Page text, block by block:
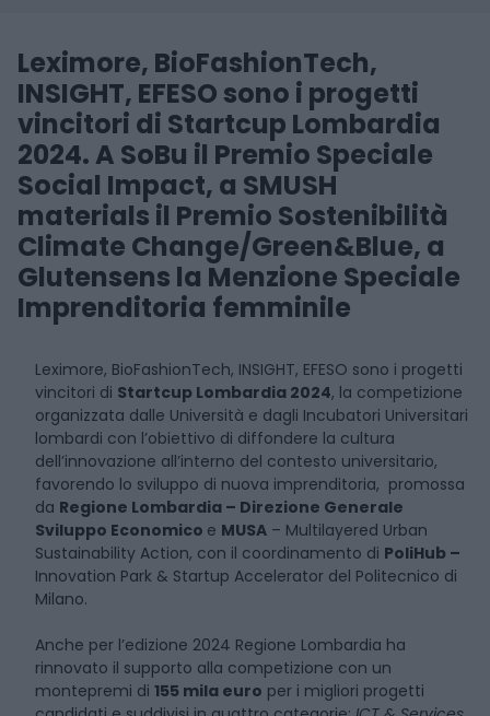
Leximore, BioFashionTech,
INSIGHT, EFESO sono i progetti
vincitori di Startcup Lombardia
2024. A SoBu il Premio Speciale
Social Impact, a SMUSH
materials il Premio Sostenibilità
Climate Change/Green&Blue, a
Glutensens la Menzione Speciale
Imprenditoria femminile
Leximore, BioFashionTech, INSIGHT, EFESO sono i progetti
vincitori di Startcup Lombardia 2024, la competizione
organizzata dalle Università e dagli Incubatori Universitari
lombardi con l’obiettivo di diffondere la cultura
dell’innovazione all’interno del contesto universitario,
favorendo lo sviluppo di nuova imprenditoria, promossa
da Regione Lombardia – Direzione Generale
Sviluppo Economico e MUSA – Multilayered Urban
Sustainability Action, con il coordinamento di PoliHub –
Innovation Park & Startup Accelerator del Politecnico di
Milano.
Anche per l’edizione 2024 Regione Lombardia ha
rinnovato il supporto alla competizione con un
montepremi di 155 mila euro per i migliori progetti